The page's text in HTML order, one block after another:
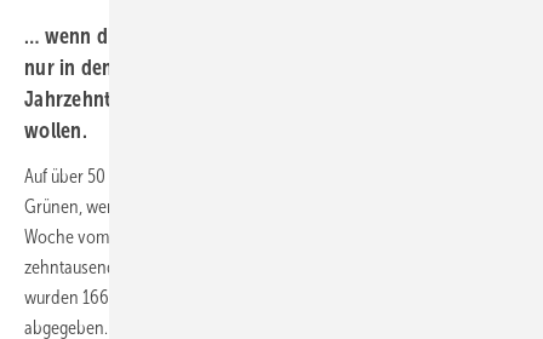
… wenn diejenigen mehr Mitspracherecht hätte, die nicht
nur in den nächsten Jahren, sondern in den nächsten
Jahrzehnten dieses Land und diesen Planeten bewohnen
wollen.
Auf über 50 Prozent kommen die Linken zusammen mit SPD und
Grünen, wenn man Kinder und Jugendliche abstimmen lässt. In der
Woche vom 7. bis zum 14. Februar haben bundesweit viele
zehntausende junge Menschen unter 18 Jahren gewählt. Insgesamt
wurden 166.443 Stimmen in 1.812 selbst-organisierten Wahllokalen
abgegeben. Dabei hat die Partei Die Linke mit 20,8 Prozent des